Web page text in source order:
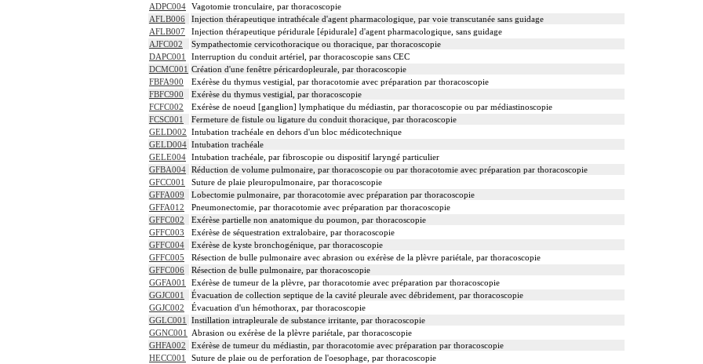
ADPC004 Vagotomie tronculaire, par thoracoscopie
AFLB006
Injection thérapeutique intrathécale d'agent pharmacologique, par voie transcutanée sans guidage
AFLB007
Injection thérapeutique péridurale [épidurale] d'agent pharmacologique, sans guidage
AJFC002
Sympathectomie cervicothoracique ou thoracique, par thoracoscopie
DAPC001
Interruption du conduit artériel, par thoracoscopie sans CEC
DCMC001 Création d'une fenêtre péricardopleurale, par thoracoscopie
FBFA900
Exérèse du thymus vestigial, par thoracotomie avec préparation par thoracoscopie
FBFC900
Exérèse du thymus vestigial, par thoracoscopie
FCFC002
Exérèse de noeud [ganglion] lymphatique du médiastin, par thoracoscopie ou par médiastinoscopie
FCSC001
Fermeture de fistule ou ligature du conduit thoracique, par thoracoscopie
GELD002 Intubation trachéale en dehors d'un bloc médicotechnique
GELD004 Intubation trachéale
GELE004 Intubation trachéale, par fibroscopie ou dispositif laryngé particulier
GFBA004 Réduction de volume pulmonaire, par thoracoscopie ou par thoracotomie avec préparation par thoracoscopie
GFCC001
Suture de plaie pleuropulmonaire, par thoracoscopie
GFFA009
Lobectomie pulmonaire, par thoracotomie avec préparation par thoracoscopie
GFFA012
Pneumonectomie, par thoracotomie avec préparation par thoracoscopie
GFFC002
Exérèse partielle non anatomique du poumon, par thoracoscopie
GFFC003
Exérèse de séquestration extralobaire, par thoracoscopie
GFFC004
Exérèse de kyste bronchogénique, par thoracoscopie
GFFC005
Résection de bulle pulmonaire avec abrasion ou exérèse de la plèvre pariétale, par thoracoscopie
GFFC006
Résection de bulle pulmonaire, par thoracoscopie
GGFA001
Exérèse de tumeur de la plèvre, par thoracotomie avec préparation par thoracoscopie
GGJC001
Évacuation de collection septique de la cavité pleurale avec débridement, par thoracoscopie
GGJC002
Évacuation d'un hémothorax, par thoracoscopie
GGLC001 Instillation intrapleurale de substance irritante, par thoracoscopie
GGNC001 Abrasion ou exérèse de la plèvre pariétale, par thoracoscopie
GHFA002
Exérèse de tumeur du médiastin, par thoracotomie avec préparation par thoracoscopie
HECC001
Suture de plaie ou de perforation de l'oesophage, par thoracoscopie